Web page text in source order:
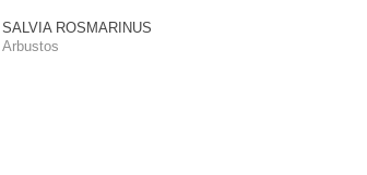
Arbustos
SALVIA ROSMARINUS